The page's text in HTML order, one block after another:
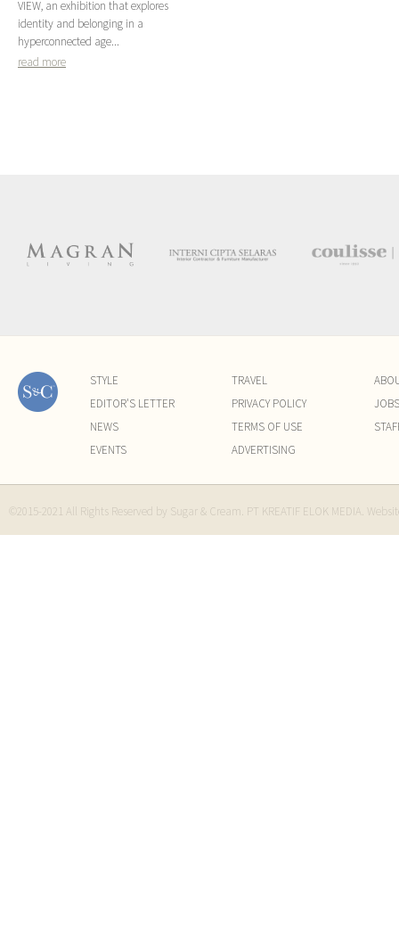
VIEW, an exhibition that explores
identity and belonging in a
hyperconnected age...
read more
STYLE
EDITOR'S LETTER
NEWS
EVENTS
TRAVEL
PRIVACY POLICY
TERMS OF USE
ADVERTISING
JOBS
©2015-2021 All Rights Reserved by Sugar & Cream. PT KREATIF ELOK MEDIA.